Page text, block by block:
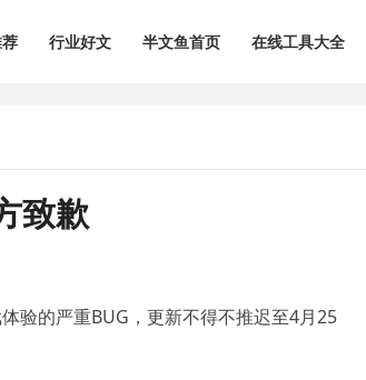
行业好文 半文鱼首页 在线工具大全
致歉
验的严重BUG，更新不得不推迟至4月25